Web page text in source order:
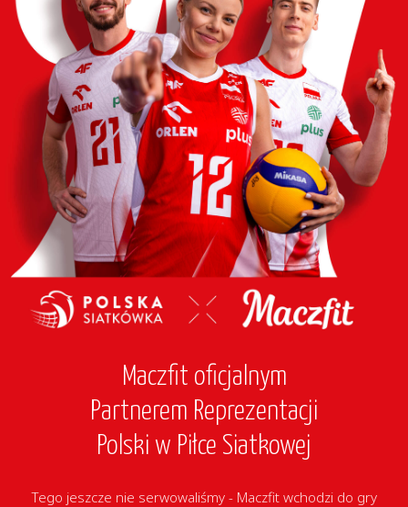
Maczfit oficjalnym
Partnerem Reprezentacji
Polski w Piłce Siatkowej
Tego jeszcze nie serwowaliśmy - Maczfit wchodzi do gry